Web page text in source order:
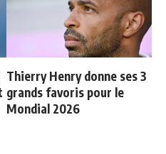
Thierry Henry donne ses 3
grands favoris pour le
Mondial 2026